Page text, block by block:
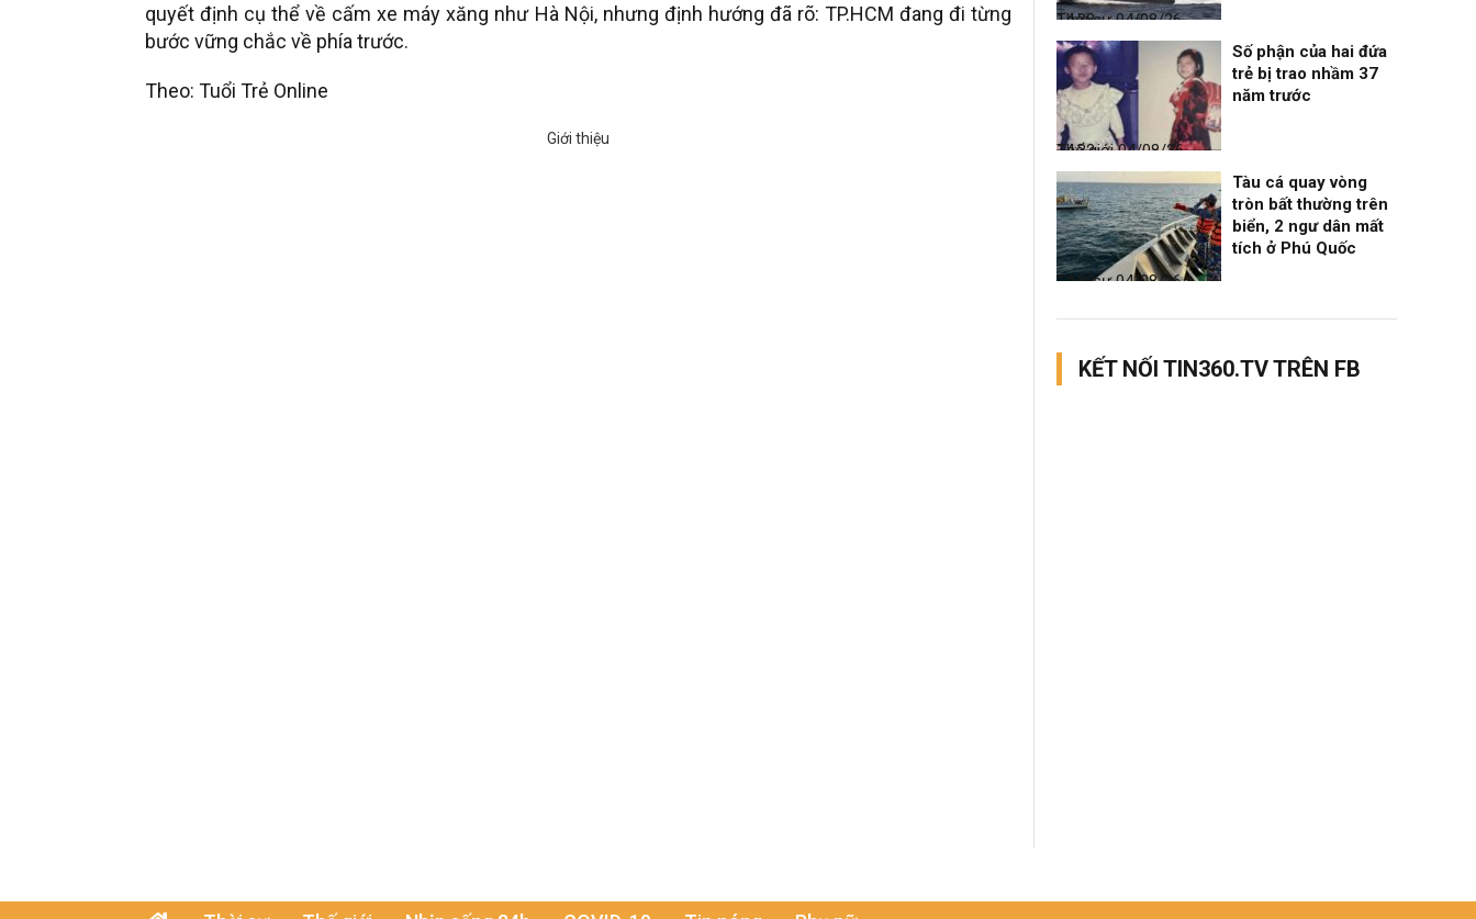
quyết định cụ thể về cấm xe máy xăng như Hà Nội, nhưng định hướng đã rõ: TP.HCM đang đi từng
bước vững chắc về phía trước.
Theo: Tuổi Trẻ Online
Thời sự
04/08/26, 14:38
Thế giới
04/08/26, 14:32
Số phận của hai đứa
trẻ bị trao nhầm 37
năm trước
Thời sự
04/08/26, 14:28
Tàu cá quay vòng
tròn bất thường trên
biển, 2 ngư dân mất
tích ở Phú Quốc
KẾT NỐI TIN360.TV TRÊN FB